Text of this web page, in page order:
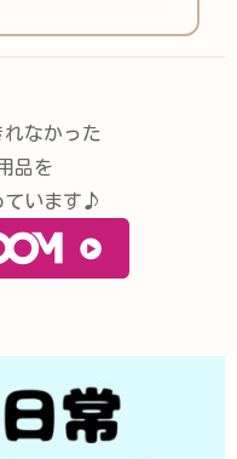
す。
なかった
品を
ています♪